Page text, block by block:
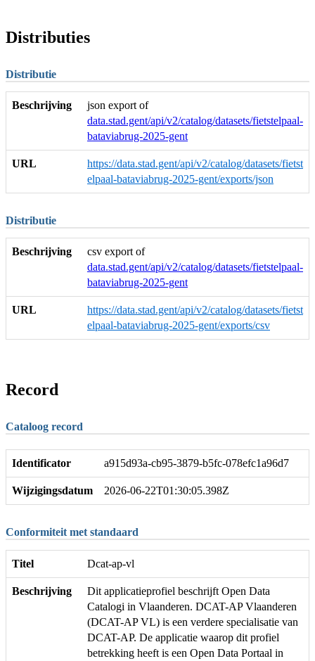
Distributies
Distributie
Beschrijving
json export of
data.stad.gent/api/v2/catalog/datasets/fietstelpaal-
bataviabrug-2025-gent
URL
https://data.stad.gent/api/v2/catalog/datasets/fietst
elpaal-bataviabrug-2025-gent/exports/json
Distributie
Beschrijving
csv export of
data.stad.gent/api/v2/catalog/datasets/fietstelpaal-
bataviabrug-2025-gent
URL
https://data.stad.gent/api/v2/catalog/datasets/fietst
elpaal-bataviabrug-2025-gent/exports/csv
Record
Cataloog record
Identificator a915d93a-cb95-3879-b5fc-078efc1a96d7
Wijzigingsdatum 2026-06-22T01:30:05.398Z
Conformiteit met standaard
Titel Dcat-ap-vl
Beschrijving
Dit applicatieprofiel beschrijft Open Data
Catalogi in Vlaanderen. DCAT-AP Vlaanderen
(DCAT-AP VL) is een verdere specialisatie van
DCAT-AP. De applicatie waarop dit profiel
betrekking heeft is een Open Data Portaal in